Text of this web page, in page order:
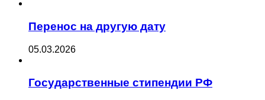
Перенос на другую дату
05.03.2026
Государственные стипендии РФ